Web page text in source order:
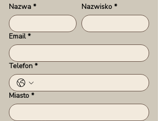
Nazwa * Nazwisko *
Email *
Telefon *
Miasto *